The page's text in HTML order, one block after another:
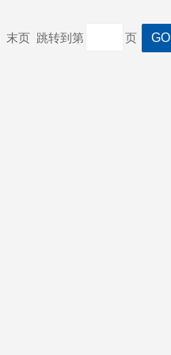
末页 跳转到第 页